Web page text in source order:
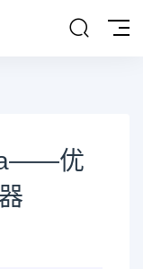
优